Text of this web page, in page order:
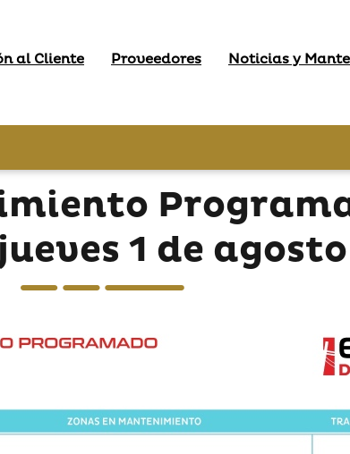
al Cliente Proveedores Noticias y
1 de